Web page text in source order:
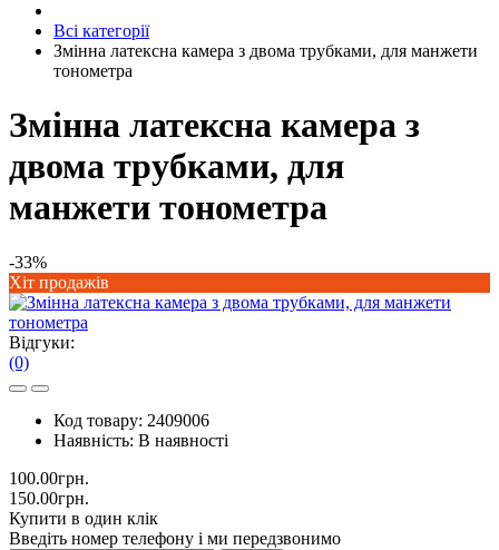
Всі категорії
Змінна латексна камера з двома трубками, для манжети
тонометра
Змінна латексна камера з
двома трубками, для
манжети тонометра
-33%
Хіт продажів
Відгуки:
(0)
Код товару: 2409006
Наявність: В наявності
100.00грн.
150.00грн.
Купити в один клік
Введіть номер телефону і ми передзвонимо